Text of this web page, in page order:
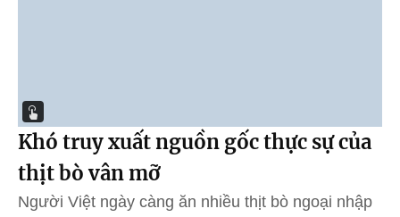
Khó truy xuất nguồn gốc thực sự của
thịt bò vân mỡ
Người Việt ngày càng ăn nhiều thịt bò ngoại nhập